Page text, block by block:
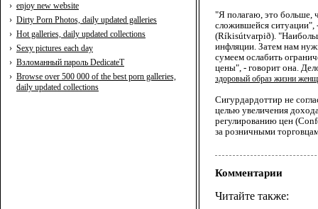
› enjoy new website
› Dirty Porn Photos, daily updated galleries
› Hot galleries, daily updated collections
› Sexy pictures each day
› Взломанный пароль DedicateT
› Browse over 500 000 of the best porn galleries,
daily updated collections
"Я полагаю, это больше,
сложившейся ситуации",
(Ríkisútvarpið).
инфляции. Затем нам
сумеем ослабить
цены", - говорит она.
здоровый образ жизни
Сигурдардоттир не
целью увеличения
регулированию цен
за розничными
Комментарии
Читайте также: